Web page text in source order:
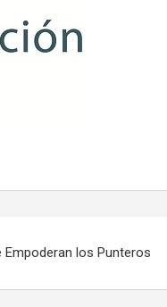
Empoderan los Punteros